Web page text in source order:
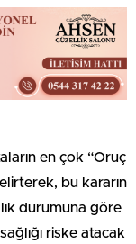
en çok “Oruç
bu kararın
durumuna göre
riske atacak